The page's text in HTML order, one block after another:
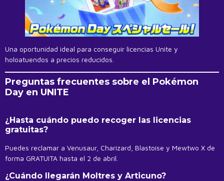
Una oportunidad ideal para conseguir licencias Unite y
holoatuendos a precios reducidos.
Preguntas frecuentes sobre el Pokémon
Day en UNITE
¿Hasta cuándo puedo recoger las licencias
gratuitas?
Puedes reclamar a Venusaur, Charizard, Blastoise y Mewtwo X de
forma GRATUITA hasta el 2 de abril.
¿Cuándo llegarán Moltres y Articuno?